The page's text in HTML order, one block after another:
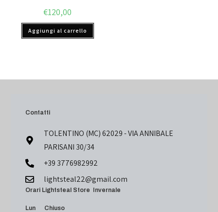
€120,00
Aggiungi al carrello
Contatti
TOLENTINO (MC) 62029 - VIA ANNIBALE
PARISANI 30/34
+39 3776982992
lightsteal22@gmail.com
Orari Lightsteal Store Invernale
Lun Chiuso